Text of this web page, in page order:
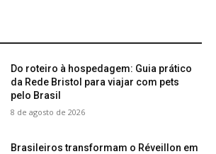
Do roteiro à hospedagem: Guia prático
da Rede Bristol para viajar com pets
pelo Brasil
8 de agosto de 2026
Brasileiros transformam o Réveillon em